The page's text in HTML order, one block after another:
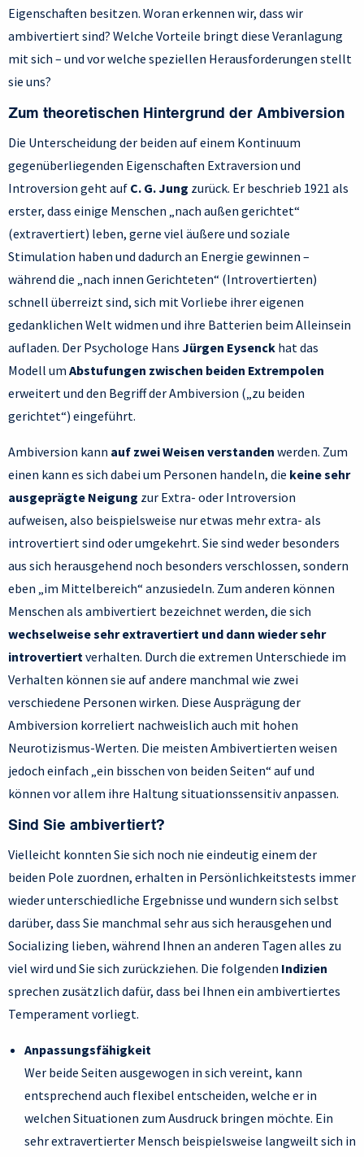
Eigenschaften besitzen. Woran erkennen wir, dass wir
ambivertiert sind? Welche Vorteile bringt diese Veranlagung
mit sich – und vor welche speziellen Herausforderungen stellt
sie uns?
Zum theoretischen Hintergrund der Ambiversion
Die Unterscheidung der beiden auf einem Kontinuum
gegenüberliegenden Eigenschaften Extraversion und
Introversion geht auf C. G. Jung zurück. Er beschrieb 1921 als
erster, dass einige Menschen „nach außen gerichtet“
(extravertiert) leben, gerne viel äußere und soziale
Stimulation haben und dadurch an Energie gewinnen –
während die „nach innen Gerichteten“ (Introvertierten)
schnell überreizt sind, sich mit Vorliebe ihrer eigenen
gedanklichen Welt widmen und ihre Batterien beim Alleinsein
aufladen. Der Psychologe Hans Jürgen Eysenck hat das
Modell um Abstufungen zwischen beiden Extrempolen
erweitert und den Begriff der Ambiversion („zu beiden
gerichtet“) eingeführt.
Ambiversion kann auf zwei Weisen verstanden werden. Zum
einen kann es sich dabei um Personen handeln, die keine sehr
ausgeprägte Neigung zur Extra- oder Introversion
aufweisen, also beispielsweise nur etwas mehr extra- als
introvertiert sind oder umgekehrt. Sie sind weder besonders
aus sich herausgehend noch besonders verschlossen, sondern
eben „im Mittelbereich“ anzusiedeln. Zum anderen können
Menschen als ambivertiert bezeichnet werden, die sich
wechselweise sehr extravertiert und dann wieder sehr
introvertiertverhalten. Durch die extremen Unterschiede im
Verhalten können sie auf andere manchmal wie zwei
verschiedene Personen wirken. Diese Ausprägung der
Ambiversion korreliert nachweislich auch mit hohen
Neurotizismus-Werten. Die meisten Ambivertierten weisen
jedoch einfach „ein bisschen von beiden Seiten“ auf und
können vor allem ihre Haltung situationssensitiv anpassen.
Sind Sie ambivertiert?
Vielleicht konnten Sie sich noch nie eindeutig einem der
beiden Pole zuordnen, erhalten in Persönlichkeitstests immer
wieder unterschiedliche Ergebnisse und wundern sich selbst
darüber, dass Sie manchmal sehr aus sich herausgehen und
Socializing lieben, während Ihnen an anderen Tagen alles zu
viel wird und Sie sich zurückziehen. Die folgenden Indizien
sprechen zusätzlich dafür, dass bei Ihnen ein ambivertiertes
Temperament vorliegt.
Anpassungsfähigkeit
Wer beide Seiten ausgewogen in sich vereint, kann
entsprechend auch flexibel entscheiden, welche er in
welchen Situationen zum Ausdruck bringen möchte. Ein
sehr extravertierter Mensch beispielsweise langweilt sich in